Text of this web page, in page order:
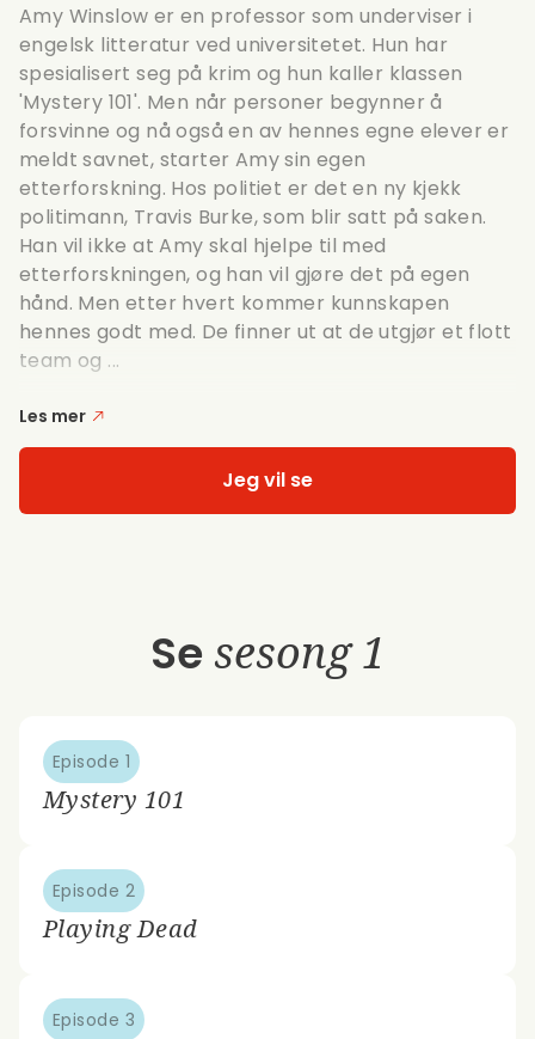
Amy Winslow er en professor som underviser i
engelsk litteratur ved universitetet. Hun har
spesialisert seg på krim og hun kaller klassen
'Mystery 101'. Men når personer begynner å
forsvinne og nå også en av hennes egne elever er
meldt savnet, starter Amy sin egen
etterforskning. Hos politiet er det en ny kjekk
politimann, Travis Burke, som blir satt på saken.
Han vil ikke at Amy skal hjelpe til med
etterforskningen, og han vil gjøre det på egen
hånd. Men etter hvert kommer kunnskapen
hennes godt med. De finner ut at de utgjør et flott
team og ...
Les mer
Jeg vil se
Se sesong 1
Episode 1
Mystery 101
Episode 2
Playing Dead
Episode 3